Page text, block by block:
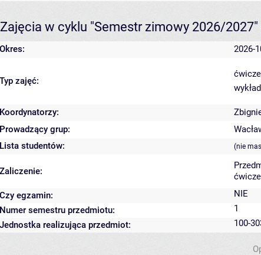
Zajęcia w cyklu "Semestr zimowy 2026/2027"
Okres: 2026-
Typ zajęć:
Koordynatorzy:
Prowadzący grup:
Lista studentów:
(nie
Zaliczenie:
Czy egzamin:
NIE
Numer semestru przedmiotu:
1
Jednostka realizująca przedmiot:
100-